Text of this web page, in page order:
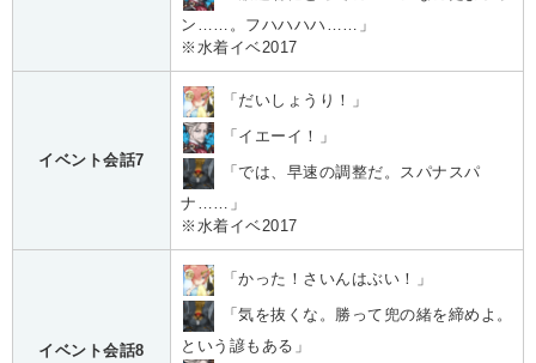
ン……。フハハハハ……」
※水着イベ2017
イベント会話7
「だいしょうり！」
「イエーイ！」
「では、早速の調整だ。スパナスパ
ナ……」
※水着イベ2017
イベント会話8
「かった！さいんはぶい！」
「気を抜くな。勝って兜の緒を締めよ。
という諺もある」